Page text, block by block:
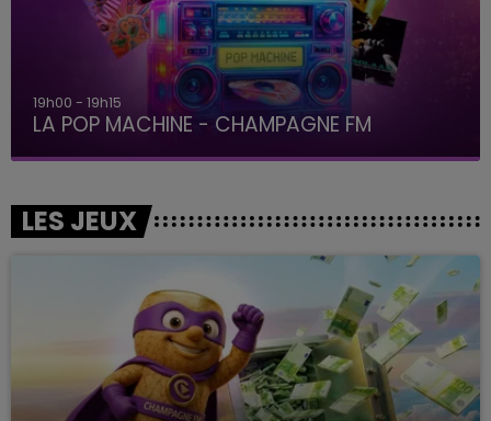
19h00 - 19h15
LA POP MACHINE - CHAMPAGNE FM
LES JEUX